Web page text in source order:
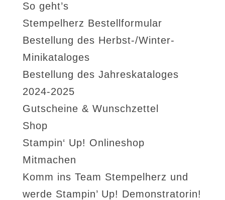
So geht’s
Stempelherz Bestellformular
Bestellung des Herbst-/Winter-
Minikataloges
Bestellung des Jahreskataloges
2024-2025
Gutscheine & Wunschzettel
Shop
Stampin‘ Up! Onlineshop
Mitmachen
Komm ins Team Stempelherz und
werde Stampin’ Up! Demonstratorin!